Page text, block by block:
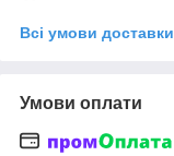
Всі умови доставки
Умови оплати